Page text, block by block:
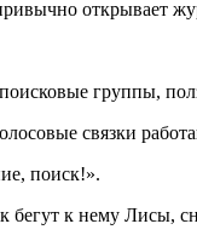
открывает
группы,
связки
поиск!».
к нему Лисы,